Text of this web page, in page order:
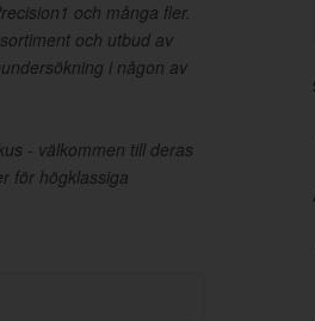
och många fler.
och utbud av
i någon av
- välkommen till deras
för högklassiga